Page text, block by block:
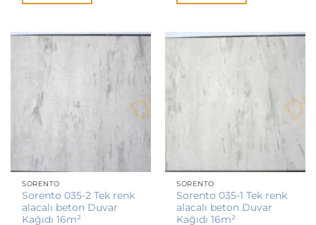
SORENTO
Sorento 035-2 Tek renk
alacalı beton Duvar
Kağıdı 16m²
SORENTO
Sorento 035-1 Tek renk
alacalı beton Duvar
Kağıdı 16m²